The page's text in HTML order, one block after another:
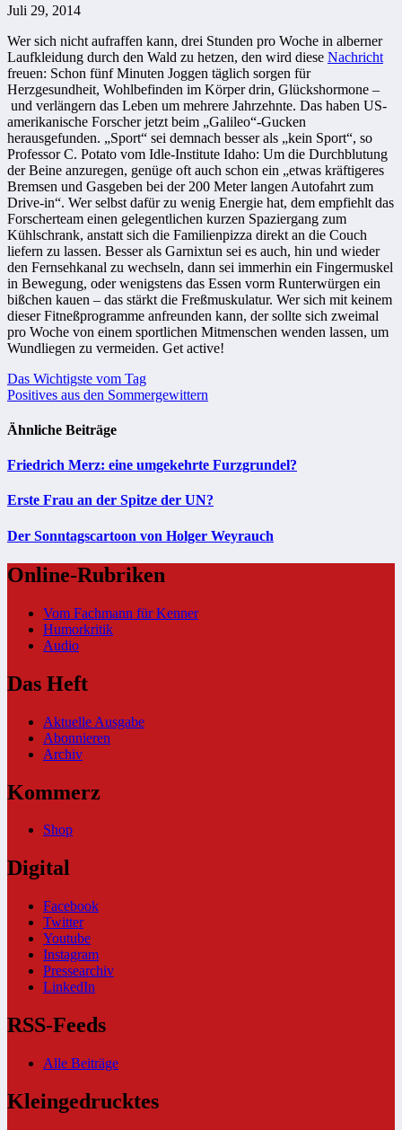
Juli 29, 2014
Wer sich nicht aufraffen kann, drei Stunden pro Woche in alberner
Laufkleidung durch den Wald zu hetzen, den wird diese Nachricht
freuen: Schon fünf Minuten Joggen täglich sorgen für
Herzgesundheit, Wohlbefinden im Körper drin, Glückshormone –
und verlängern das Leben um mehrere Jahrzehnte. Das haben US-
amerikanische Forscher jetzt beim „Galileo“-Gucken
herausgefunden. „Sport“ sei demnach besser als „kein Sport“, so
Professor C. Potato vom Idle-Institute Idaho: Um die Durchblutung
der Beine anzuregen, genüge oft auch schon ein „etwas kräftigeres
Bremsen und Gasgeben bei der 200 Meter langen Autofahrt zum
Drive-in“. Wer selbst dafür zu wenig Energie hat, dem empfiehlt das
Forscherteam einen gelegentlichen kurzen Spaziergang zum
Kühlschrank, anstatt sich die Familienpizza direkt an die Couch
liefern zu lassen. Besser als Garnixtun sei es auch, hin und wieder
den Fernsehkanal zu wechseln, dann sei immerhin ein Fingermuskel
in Bewegung, oder wenigstens das Essen vorm Runterwürgen ein
bißchen kauen – das stärkt die Freßmuskulatur. Wer sich mit keinem
dieser Fitneßprogramme anfreunden kann, der sollte sich zweimal
pro Woche von einem sportlichen Mitmenschen wenden lassen, um
Wundliegen zu vermeiden. Get active!
Beitragsnavigation
Das Wichtigste vom Tag
Positives aus den Sommergewittern
Ähnliche Beiträge
Friedrich Merz: eine umgekehrte Furzgrundel?
Erste Frau an der Spitze der UN?
Der Sonntagscartoon von Holger Weyrauch
Online-Rubriken
Vom Fachmann für Kenner
Humorkritik
Audio
Das Heft
Aktuelle Ausgabe
Abonnieren
Archiv
Kommerz
Shop
Digital
Facebook
Twitter
Youtube
Instagram
Pressearchiv
LinkedIn
RSS-Feeds
Alle Beiträge
Kleingedrucktes